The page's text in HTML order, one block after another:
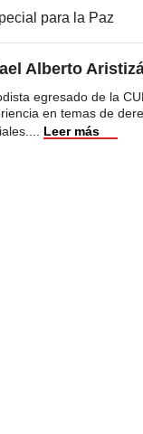
para la Paz
Alberto
egresado de la
en temas de
Leer más